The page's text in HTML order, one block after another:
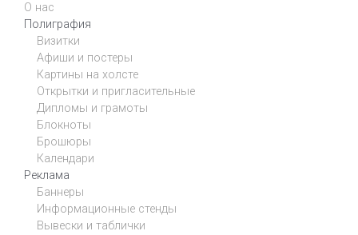
О нас
Полиграфия
Визитки
Афиши и постеры
Картины на холсте
Открытки и пригласительные
Дипломы и грамоты
Блокноты
Брошюры
Календари
Реклама
Баннеры
Информационные стенды
Вывески и таблички